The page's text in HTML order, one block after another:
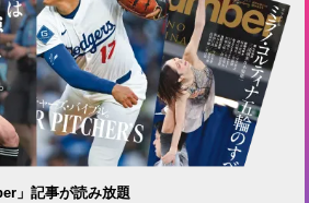
」記事が読み放題